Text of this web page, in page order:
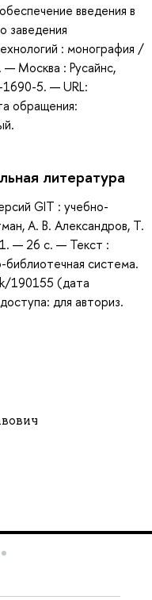
введения в
заведения
: монография /
Москва : Русайнс,
5. — URL:
обращения:
литература
GIT : учебно-
А. В. Александров, Т.
— 26 с. — Текст :
система.
190155 (дата
для авториз.